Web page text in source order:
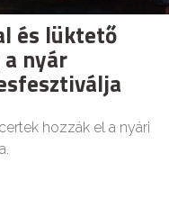
és lüktető
nyár
hozzák el a nyári